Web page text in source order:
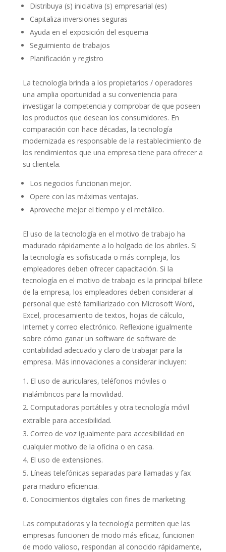
Distribuya (s) iniciativa (s) empresarial (es)
Capitaliza inversiones seguras
Ayuda en el exposición del esquema
Seguimiento de trabajos
Planificación y registro
La tecnología brinda a los propietarios / operadores
una amplia oportunidad a su conveniencia para
investigar la competencia y comprobar de que poseen
los productos que desean los consumidores. En
comparación con hace décadas, la tecnología
modernizada es responsable de la restablecimiento de
los rendimientos que una empresa tiene para ofrecer a
su clientela.
Los negocios funcionan mejor.
Opere con las máximas ventajas.
Aproveche mejor el tiempo y el metálico.
El uso de la tecnología en el motivo de trabajo ha
madurado rápidamente a lo holgado de los abriles. Si
la tecnología es sofisticada o más compleja, los
empleadores deben ofrecer capacitación. Si la
tecnología en el motivo de trabajo es la principal billete
de la empresa, los empleadores deben considerar al
personal que esté familiarizado con Microsoft Word,
Excel, procesamiento de textos, hojas de cálculo,
Internet y correo electrónico. Reflexione igualmente
sobre cómo ganar un software de software de
contabilidad adecuado y claro de trabajar para la
empresa. Más innovaciones a considerar incluyen:
El uso de auriculares, teléfonos móviles o
inalámbricos para la movilidad.
Computadoras portátiles y otra tecnología móvil
extraíble para accesibilidad.
Correo de voz igualmente para accesibilidad en
cualquier motivo de la oficina o en casa.
El uso de extensiones.
Líneas telefónicas separadas para llamadas y fax
para maduro eficiencia.
Conocimientos digitales con fines de marketing.
Las computadoras y la tecnología permiten que las
empresas funcionen de modo más eficaz, funcionen
de modo valioso, respondan al conocido rápidamente,